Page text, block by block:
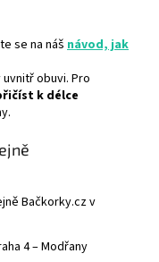
se na náš návod, jak
obuvi. Pro
k délce
Bačkorky.cz v
4 – Modřany